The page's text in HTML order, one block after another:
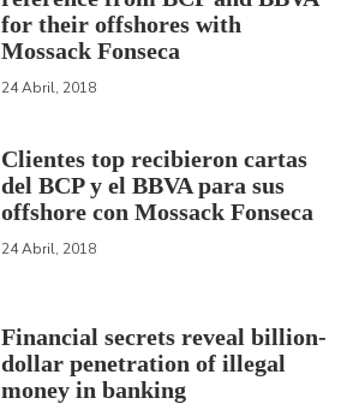
for their offshores with
Mossack Fonseca
24 Abril, 2018
Clientes top recibieron cartas
del BCP y el BBVA para sus
offshore con Mossack Fonseca
24 Abril, 2018
Financial secrets reveal billion-
dollar penetration of illegal
money in banking